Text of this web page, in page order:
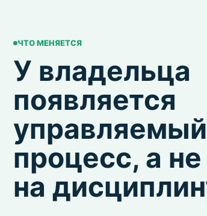
ЧТО МЕНЯЕТСЯ
У владельца
появляется
управляемый
процесс, а
на